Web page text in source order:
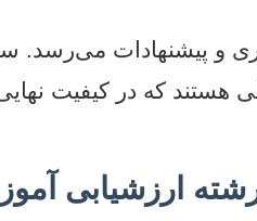
و پیشنهادات می‌رسد.
که در کیفیت
ارزشیابی